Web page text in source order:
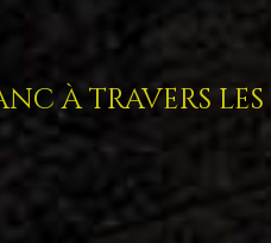
à travers les